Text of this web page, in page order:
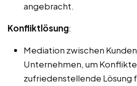
angebracht.
Konfliktlösung:
Mediation zwischen
Unternehmen, um
zufriedenstellende Lösung